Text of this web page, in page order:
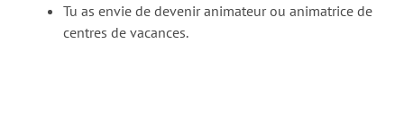
Tu as envie de devenir animateur ou animatrice de
centres de vacances.